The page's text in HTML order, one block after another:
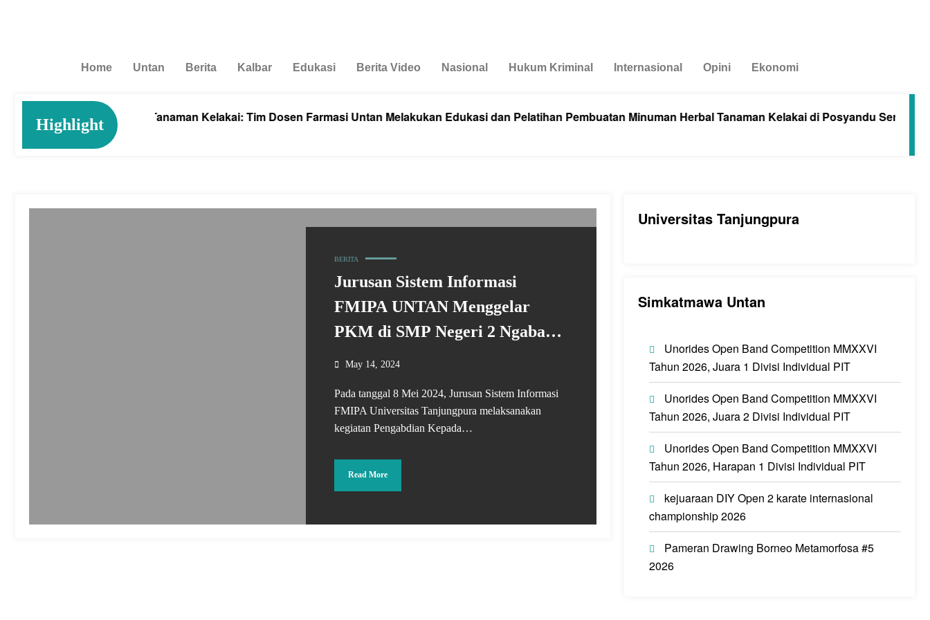
Home Untan Berita Kalbar Edukasi Berita Video Nasional Hukum Kriminal Internasional Opini Ekonomi
Highlight
Cegah Anemia dengan Tanaman Kelakai: Tim Dosen Farmasi Untan Melakukan Edukasi dan Pelatihan Pembuatan Minuman Herbal Tanaman Kelakai di Posyandu Seroja
August 4, 2026
BERITA
Jurusan Sistem Informasi
FMIPA UNTAN Menggelar
PKM di SMP Negeri 2 Ngabang:
Peningkatan Pembuatan Media
Canva dan Artificial Intelligence
(AI)
May 14, 2024
Pada tanggal 8 Mei 2024, Jurusan Sistem Informasi
FMIPA Universitas Tanjungpura melaksanakan
kegiatan Pengabdian Kepada…
Read More
Universitas Tanjungpura
Simkatmawa Untan
Unorides Open Band Competition MMXXVI
Tahun 2026, Juara 1 Divisi Individual PIT
Unorides Open Band Competition MMXXVI
Tahun 2026, Juara 2 Divisi Individual PIT
Unorides Open Band Competition MMXXVI
Tahun 2026, Harapan 1 Divisi Individual PIT
kejuaraan DIY Open 2 karate internasional
championship 2026
Pameran Drawing Borneo Metamorfosa #5
2026